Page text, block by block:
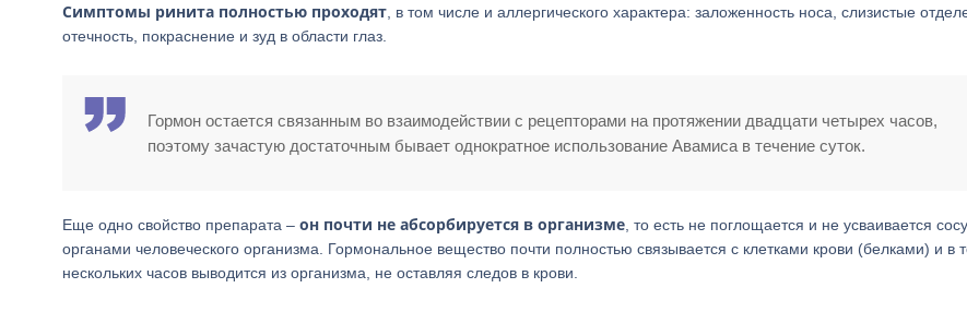
Симптомы ринита полностью проходят , в том числе и аллергического характера: заложенность носа, слизистые
отечность, покраснение и зуд в области глаз.
Гормон остается связанным во взаимодействии с рецепторами на протяжении двадцати четырех часов,
поэтому зачастую достаточным бывает однократное использование Авамиса в течение суток.
Еще одно свойство препарата – он почти не абсорбируется в организме , то есть не поглощается и не усваивается
органами человеческого организма. Гормональное вещество почти полностью связывается с клетками крови (белками) и в
нескольких часов выводится из организма, не оставляя следов в крови.